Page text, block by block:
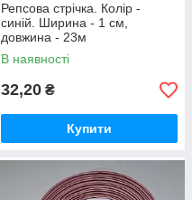
Репсова стрічка. Колір -
синій. Ширина - 1 см,
довжина - 23м
В наявності
32,20 ₴
Купити